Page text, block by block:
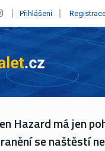
Přihlášení
Hazard má jen
se naštěstí